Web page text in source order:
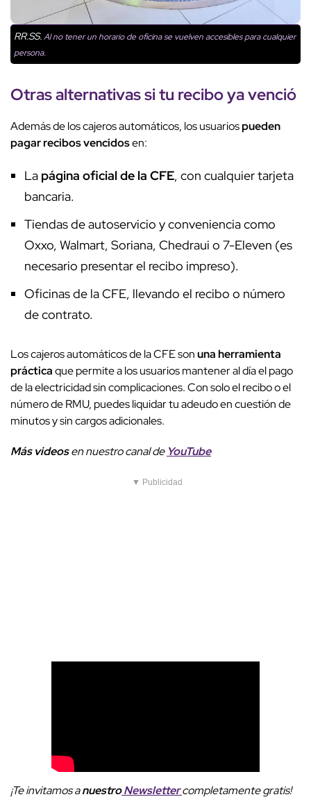
RR.SS.Al no tener un horario de oficina se vuelven accesibles para cualquier
persona.
Otras alternativas si tu recibo ya venció
Además de los cajeros automáticos, los usuariospueden
pagar recibos vencidosen:
La página oficial de la CFE, con cualquier tarjeta
bancaria.
Tiendas de autoservicio y conveniencia como
Oxxo, Walmart, Soriana, Chedraui o 7-Eleven (es
necesario presentar el recibo impreso).
Oficinas de la CFE, llevando el recibo o número
de contrato.
Los cajeros automáticos de la CFE sonuna herramienta
prácticaque permite a los usuarios mantener al día el pago
de la electricidad sin complicaciones. Con solo el recibo o el
número de RMU, puedes liquidar tu adeudo en cuestión de
minutos y sin cargos adicionales.
Más videosen nuestro canal de YouTube
▼ Publicidad
¡Te invitamos anuestroNewslettercompletamente gratis!